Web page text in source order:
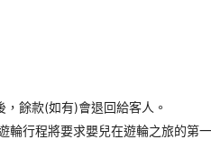
餘款(如有)會退回給客人。
行程將要求嬰兒在遊輪之旅的第